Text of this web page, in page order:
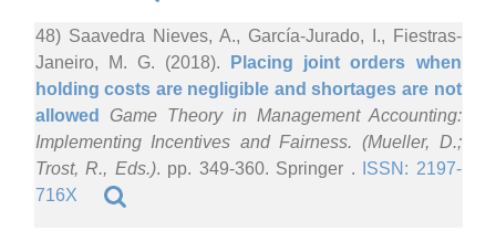
48) Saavedra Nieves, A., García-Jurado, I., Fiestras-
Janeiro, M. G. (2018).
Placing joint orders when
holding costs are negligible and shortages are not
allowed
Game Theory in Management Accounting:
Implementing Incentives and Fairness. (Mueller, D.;
Trost, R., Eds.). pp. 349-360. Springer . ISSN: 2197-
716X